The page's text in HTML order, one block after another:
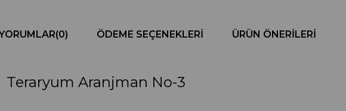
(0) ÖDEME SEÇENEKLERI ÜRÜN ÖNERILERI
Teraryum Aranjman No-3